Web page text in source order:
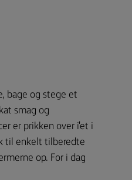
bage og stege et
smag og
er prikken over i'et i
til enkelt tilberedte
op. For i dag